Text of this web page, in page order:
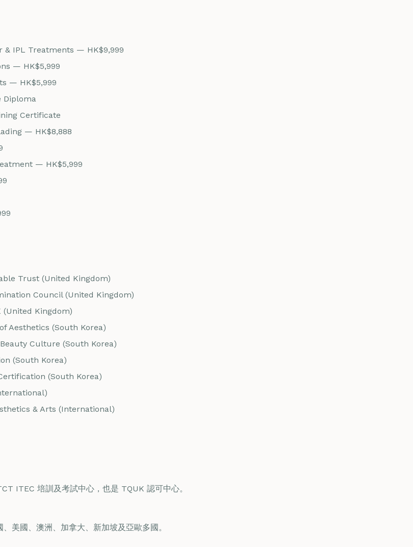
& IPL Treatments — HK$9,999
— HK$5,999
— HK$5,999
Diploma
Certificate
— HK$8,888
— HK$5,999
Trust (United Kingdom)
Council (United Kingdom)
Kingdom)
Aesthetics (South Korea)
Culture (South Korea)
(South Korea)
(South Korea)
& Arts (International)
ITEC 培訓及考試中心，也是 TQUK 認可中心。
美國、澳洲、加拿大、新加坡及亞歐多國。